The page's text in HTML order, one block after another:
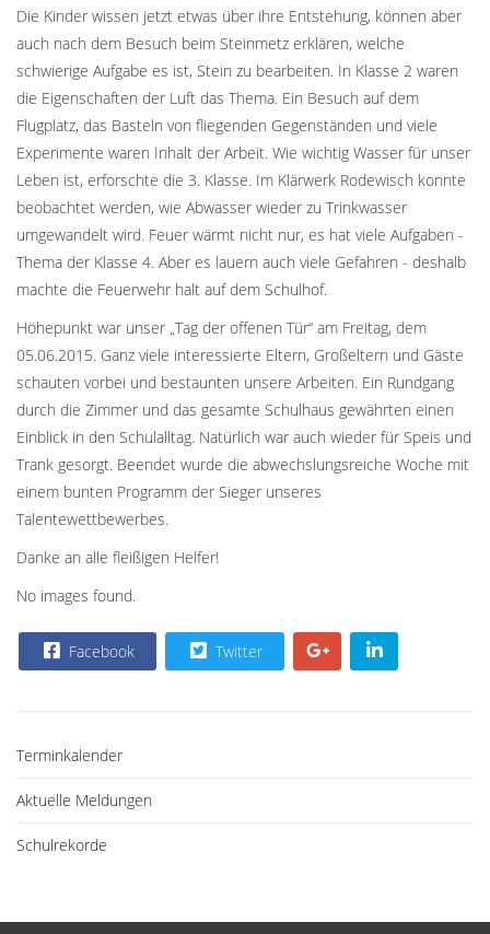
Die Kinder wissen jetzt etwas über ihre Entstehung, können aber
auch nach dem Besuch beim Steinmetz erklären, welche
schwierige Aufgabe es ist, Stein zu bearbeiten. In Klasse 2 waren
die Eigenschaften der Luft das Thema. Ein Besuch auf dem
Flugplatz, das Basteln von fliegenden Gegenständen und viele
Experimente waren Inhalt der Arbeit. Wie wichtig Wasser für unser
Leben ist, erforschte die 3. Klasse. Im Klärwerk Rodewisch konnte
beobachtet werden, wie Abwasser wieder zu Trinkwasser
umgewandelt wird. Feuer wärmt nicht nur, es hat viele Aufgaben -
Thema der Klasse 4. Aber es lauern auch viele Gefahren - deshalb
machte die Feuerwehr halt auf dem Schulhof.
Höhepunkt war unser „Tag der offenen Tür“ am Freitag, dem
05.06.2015. Ganz viele interessierte Eltern, Großeltern und Gäste
schauten vorbei und bestaunten unsere Arbeiten. Ein Rundgang
durch die Zimmer und das gesamte Schulhaus gewährten einen
Einblick in den Schulalltag. Natürlich war auch wieder für Speis und
Trank gesorgt. Beendet wurde die abwechslungsreiche Woche mit
einem bunten Programm der Sieger unseres
Talentewettbewerbes.
Danke an alle fleißigen Helfer!
No images found.
Facebook Twitter
Terminkalender
Aktuelle Meldungen
Schulrekorde